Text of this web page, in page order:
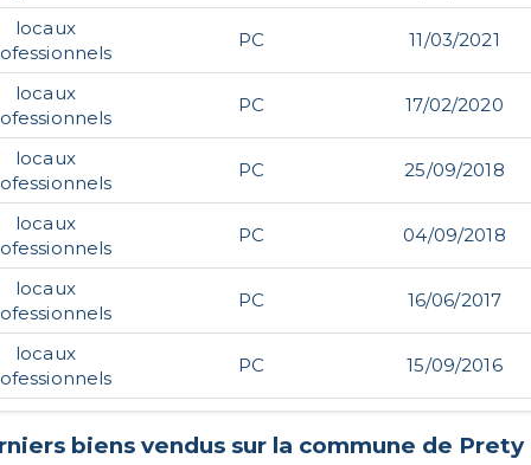
locaux
PC 11/03/2021
locaux
PC 17/02/2020
locaux
PC 25/09/2018
locaux
PC 04/09/2018
locaux
PC 16/06/2017
locaux
PC 15/09/2016
biens vendus sur la commune de Prety